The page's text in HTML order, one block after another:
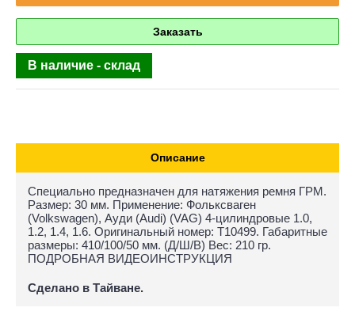
Заказать
В наличие - склад
Описание
Специально предназначен для натяжения ремня ГРМ.
Размер: 30 мм. Применение: Фольксваген
(Volkswagen), Ауди (Audi) (VAG) 4-цилиндровые 1.0,
1.2, 1.4, 1.6. Оригинальный номер: T10499. Габаритные
размеры: 410/100/50 мм. (Д/Ш/В) Вес: 210 гр.
ПОДРОБНАЯ ВИДЕОИНСТРУКЦИЯ
Сделано в Тайване.